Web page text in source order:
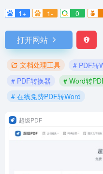
1+
1- 0
打开网站
文档处理工具 # PDF转
# PDF转换器
# Word转
# 在线免费PDF转Word
超级PDF